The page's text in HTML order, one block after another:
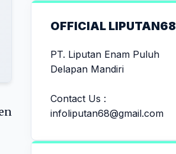
OFFICIAL LIPUTAN68
PT. Liputan Enam Puluh
Delapan Mandiri
Contact Us :
infoliputan68@gmail.com